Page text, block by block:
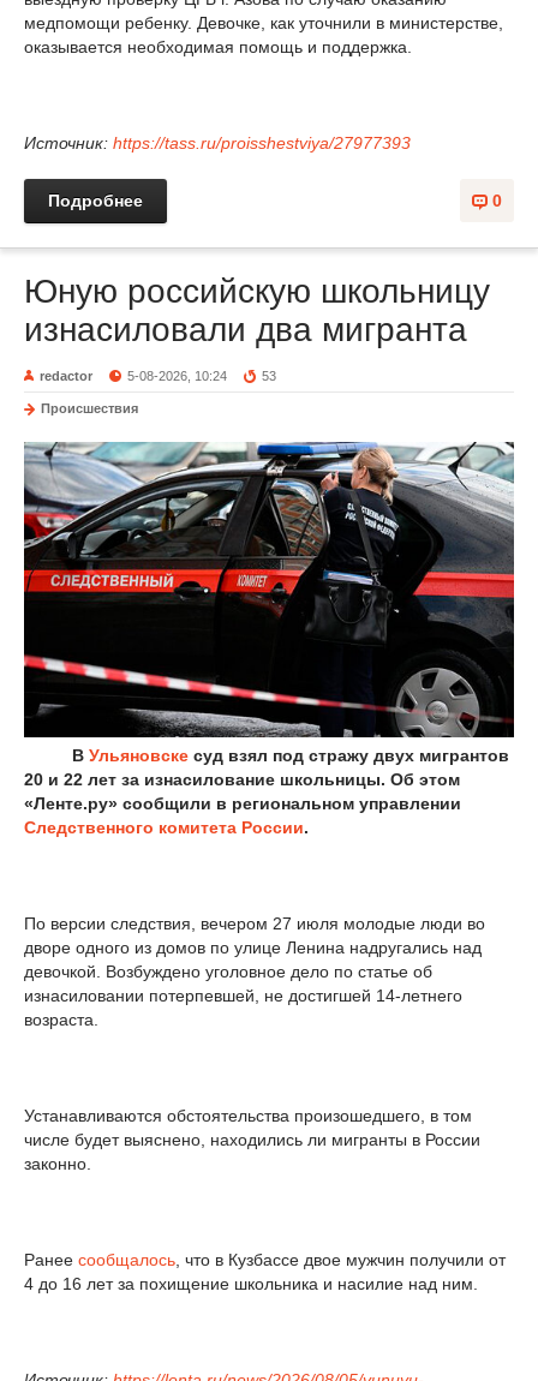
медпомощи ребенку. Девочке, как уточнили в министерстве,
оказывается необходимая помощь и поддержка.
Источник: https://tass.ru/proisshestviya/27977393
0
Подробнее
Юную российскую школьницу
изнасиловали два мигранта
redactor 5-08-2026, 10:24 53
Происшествия
В Ульяновске суд взял под стражу двух мигрантов
20 и 22 лет за изнасилование школьницы. Об этом
«Ленте.ру» сообщили в региональном управлении
Следственного комитета России.
По версии следствия, вечером 27 июля молодые люди во
дворе одного из домов по улице Ленина надругались над
девочкой. Возбуждено уголовное дело по статье об
изнасиловании потерпевшей, не достигшей 14-летнего
возраста.
Устанавливаются обстоятельства произошедшего, в том
числе будет выяснено, находились ли мигранты в России
законно.
Ранее сообщалось, что в Кузбассе двое мужчин получили от
4 до 16 лет за похищение школьника и насилие над ним.